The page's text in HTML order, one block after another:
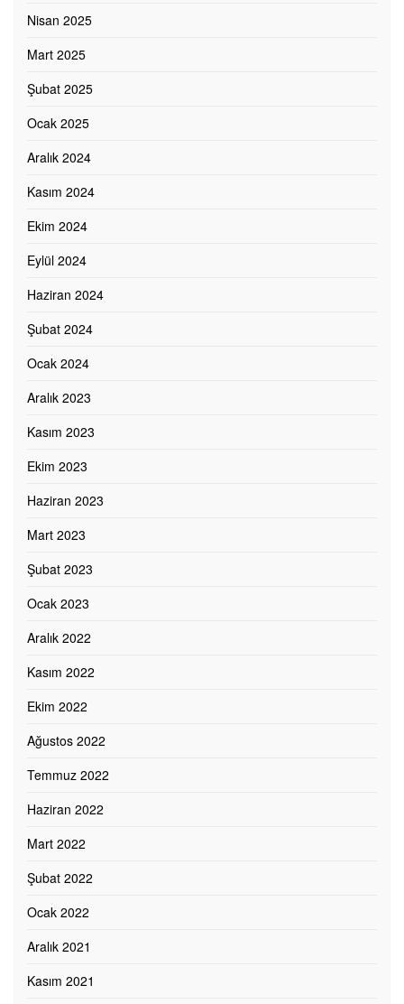
Nisan 2025
Mart 2025
Şubat 2025
Ocak 2025
Aralık 2024
Kasım 2024
Ekim 2024
Eylül 2024
Haziran 2024
Şubat 2024
Ocak 2024
Aralık 2023
Kasım 2023
Ekim 2023
Haziran 2023
Mart 2023
Şubat 2023
Ocak 2023
Aralık 2022
Kasım 2022
Ekim 2022
Ağustos 2022
Temmuz 2022
Haziran 2022
Mart 2022
Şubat 2022
Ocak 2022
Aralık 2021
Kasım 2021